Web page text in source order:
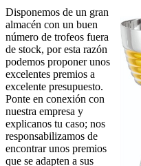
Disponemos de un gran
almacén con un buen
número de trofeos fuera
de stock, por esta razón
podemos proponer unos
excelentes premios a
excelente presupuesto.
Ponte en conexión con
nuestra empresa y
explicanos tu caso; nos
responsabilizamos de
encontrar unos premios
que se adapten a sus